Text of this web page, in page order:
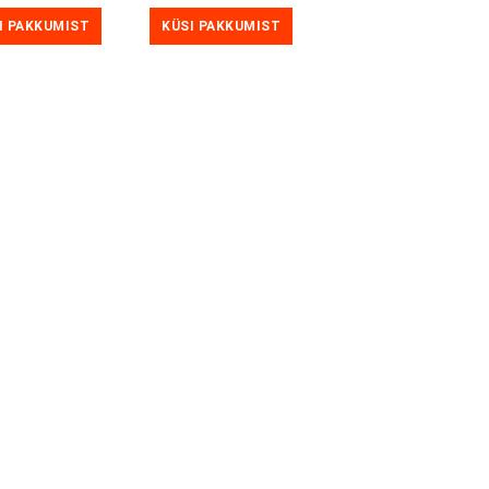
PAKKUMIST KÜSI PAKKUMIST